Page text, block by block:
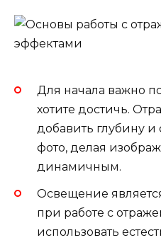
Для начала важно
хотите достичь.
добавить глубину
фото, делая
динамичным.
Освещение
при работе с
использовать